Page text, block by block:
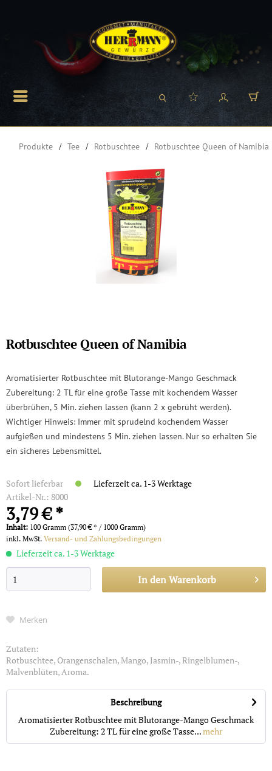
Produkte Tee Rotbuschtee Rotbuschtee Queen of Namibia
Rotbuschtee Queen of Namibia
Aromatisierter Rotbuschtee mit Blutorange-Mango Geschmack
Zubereitung: 2 TL für eine große Tasse mit kochendem Wasser
überbrühen, 5 Min. ziehen lassen (kann 2 x gebrüht werden).
Wichtiger Hinweis: Immer mit sprudelnd kochendem Wasser
aufgießen und mindestens 5 Min. ziehen lassen. Nur so erhalten Sie
ein sicheres Lebensmittel.
Sofort lieferbar
Lieferzeit ca. 1-3 Werktage
Artikel-Nr.: 8000
3,79 € *
Inhalt: 100 Gramm (37,90 € * / 1000 Gramm)
inkl. MwSt. Versand- und Zahlungsbedingungen
Lieferzeit ca. 1-3 Werktage
In denWarenkorb
Merken
Zutaten:
Rotbuschtee, Orangenschalen, Mango, Jasmin-, Ringelblumen-,
Malvenblüten, Aroma.
Beschreibung
Aromatisierter Rotbuschtee mit Blutorange-Mango Geschmack
Zubereitung: 2 TL für eine große Tasse...mehr